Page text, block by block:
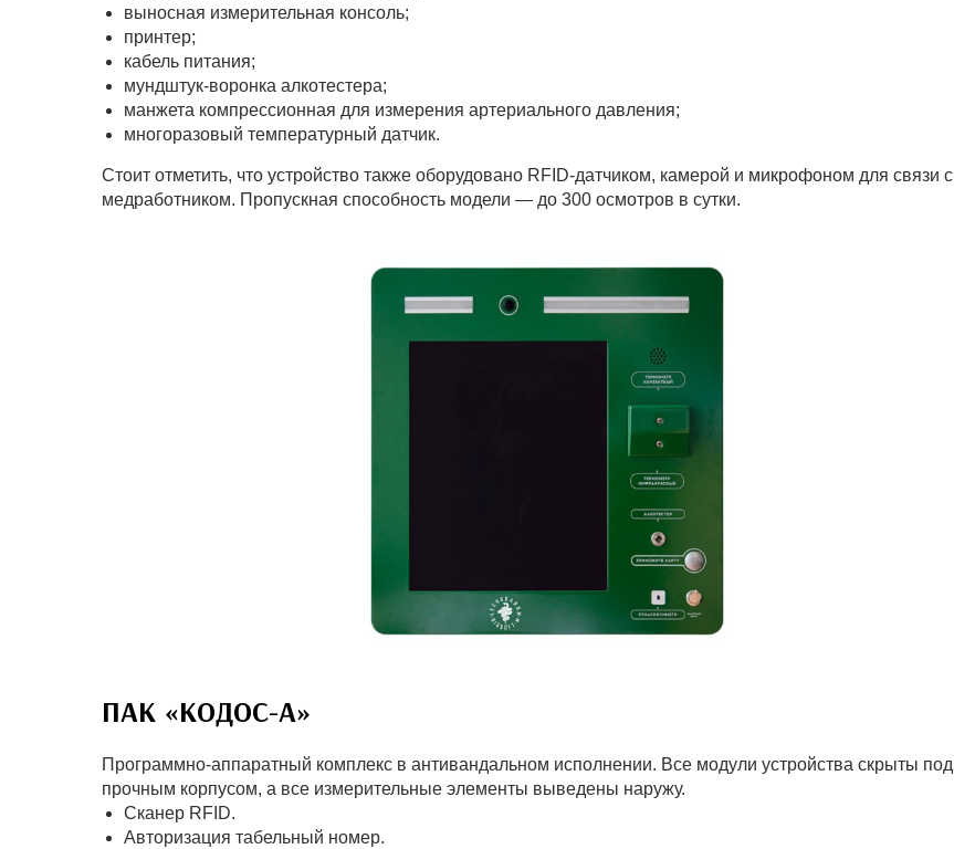
выносная измерительная консоль;
принтер;
кабель питания;
мундштук-воронка алкотестера;
манжета компрессионная для измерения артериального давления;
многоразовый температурный датчик.
Стоит отметить, что устройство также оборудовано RFID-датчиком, камерой и микрофоном для связи с
медработником. Пропускная способность модели — до 300 осмотров в сутки.
ПАК «КОДОС-А»
Программно-аппаратный комплекс в антивандальном исполнении. Все модули устройства скрыты под
прочным корпусом, а все измерительные элементы выведены наружу.
Сканер RFID.
Авторизация табельный номер.